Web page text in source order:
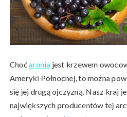
Choćaronia jest krzewem
Ameryki Północnej, to można
się jej drugą ojczyzną. Nasz kraj
największych producentów tej